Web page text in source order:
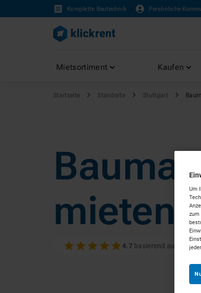
Komplette Bautechnik Persönliche
Mietsortiment Kaufen
Startseite Standorte Stuttgart
mieten
4.7 basierend auf 100+
Um
zum